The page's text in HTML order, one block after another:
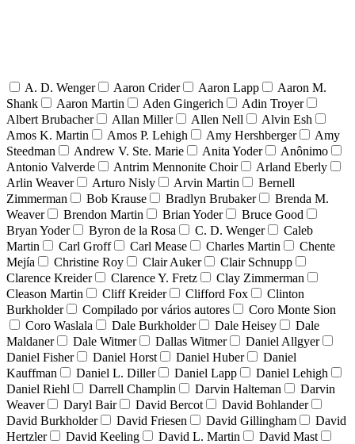
A. D. Wenger Aaron Crider Aaron Lapp
Aaron M.
Shank
Aaron Martin Aden Gingerich
Adin Troyer
Albert Brubacher
Allan Miller Allen Nell
Alvin Esh
Amos K. Martin
Amos P. Lehigh Amy Hershberger
Amy
Steedman
Andrew V. Ste. Marie Anita Yoder
Anônimo
Antonio Valverde
Antrim Mennonite Choir
Arland Eberly
Arlin Weaver
Arturo Nisly Arvin Martin
Bernell
Zimmerman
Bob Krause Bradlyn Brubaker
Brenda M.
Weaver
Brendon Martin Brian Yoder
Bruce Good
Bryan Yoder
Byron de la Rosa C. D. Wenger
Caleb
Martin
Carl Groff Carl Mease Charles Martin
Chente
Mejía
Christine Roy Clair Auker
Clair Schnupp
Clarence Kreider
Clarence Y. Fretz
Clay Zimmerman
Cleason Martin
Cliff Kreider Clifford Fox
Clinton
Burkholder
Compilado por vários autores
Coro Monte Sion
Coro Waslala
Dale Burkholder Dale Heisey
Dale
Maldaner
Dale Witmer Dallas Witmer
Daniel Allgyer
Daniel Fisher
Daniel Horst Daniel Huber
Daniel
Kauffman
Daniel L. Diller Daniel Lapp
Daniel Lehigh
Daniel Riehl
Darrell Champlin Darvin Halteman
Darvin
Weaver
Daryl Bair David Bercot
David Bohlander
David Burkholder
David Friesen David Gillingham
David
Hertzler
David Keeling David L. Martin
David Mast